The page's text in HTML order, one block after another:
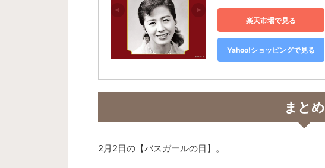
楽天市場で見る
Yahoo!ショッピングで見る
まとめ
2月2日の【バスガールの日】。